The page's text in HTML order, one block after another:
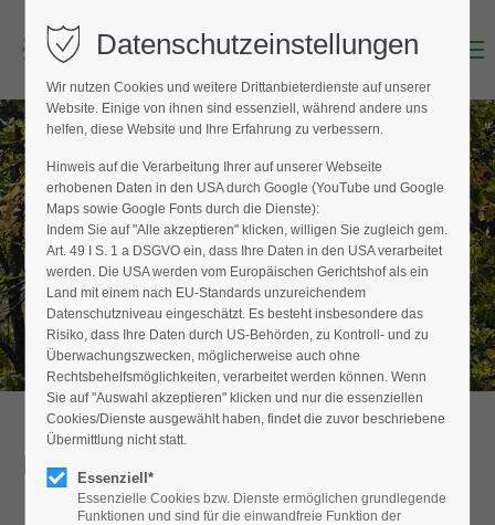
Login
Benutzername (E-Mailadresse)
Passwort
Anmelden
Register|Lost your password?
Support
Menu
BAUMPFLEGER FINDEN
Hier finden Sie den Fachbetrieb in Ihrer
Nähe
Detailansicht
Datenschutzeinstellungen
Wir nutzen Cookies und weitere Drittanbieterdienste auf unserer
Website. Einige von ihnen sind essenziell, während andere uns
helfen, diese Website und Ihre Erfahrung zu verbessern.
Hinweis auf die Verarbeitung Ihrer auf unserer Webseite
erhobenen Daten in den USA durch Google (YouTube und Google
Maps sowie Google Fonts durch die Dienste):
Indem Sie auf "Alle akzeptieren" klicken, willigen Sie zugleich gem.
Art. 49 I S. 1 a DSGVO ein, dass Ihre Daten in den USA verarbeitet
werden. Die USA werden vom Europäischen Gerichtshof als ein
Land mit einem nach EU-Standards unzureichendem
Datenschutzniveau eingeschätzt. Es besteht insbesondere das
Risiko, dass Ihre Daten durch US-Behörden, zu Kontroll- und zu
Überwachungszwecken, möglicherweise auch ohne
Rechtsbehelfsmöglichkeiten, verarbeitet werden können. Wenn
Sie auf "Auswahl akzeptieren" klicken und nur die essenziellen
Cookies/Dienste ausgewählt haben, findet die zuvor beschriebene
Übermittlung nicht statt.
Essenziell*
Essenzielle Cookies bzw. Dienste ermöglichen grundlegende
Funktionen und sind für die einwandfreie Funktion der